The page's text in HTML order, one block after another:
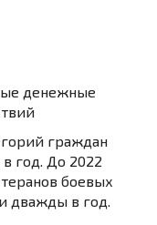
граждан
год. До 2022
боевых
дважды в год.